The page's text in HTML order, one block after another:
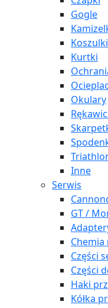
Gogle
Koszulki
Kurtki
Okulary
Inne
Serwis
GT /
Części
Części
Haki
Kółka